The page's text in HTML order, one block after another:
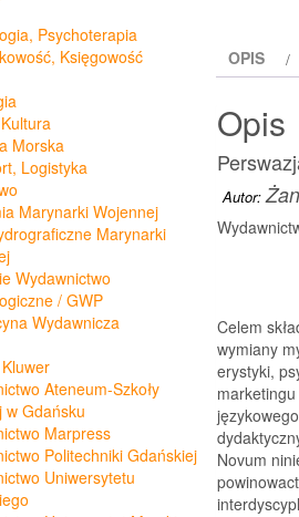
Psychoterapia
Księgowość
Morska
Logistyka
Marynarki Wojennej
Marynarki
Wydawnictwo
/ GWP
Wydawnicza
Ateneum-Szkoły
w Gdańsku
Marpress
Politechniki Gdańskiej
Uniwersytetu
OPIS
Opis
Autor:
Celem
wymiany
erystyki,
Novum